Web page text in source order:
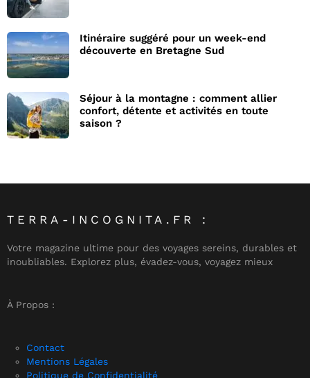
Itinéraire suggéré pour un week-end
découverte en Bretagne Sud
Séjour à la montagne : comment allier
confort, détente et activités en toute
saison ?
TERRA-INCOGNITA.FR :
Votre magazine ultime pour des voyages sereins, durables et
inoubliables. Explorez plus, évadez-vous, voyagez mieux
À Propos :
Contact
Mentions Légales
Politique de Confidentialité